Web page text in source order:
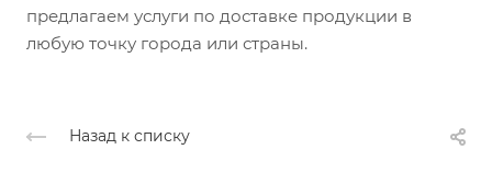
предлагаем услуги по доставке продукции в
любую точку города или страны.
Назад к списку